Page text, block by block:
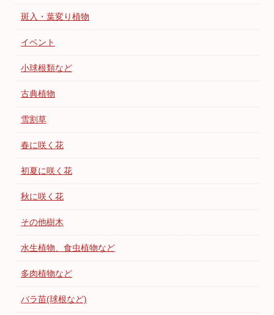
斑入・葉変り植物
イベント
小球根類など
古典植物
雪割草
春に咲く花
初夏に咲く花
秋に咲く花
その他樹木
水生植物、食虫植物など
多肉植物など
バラ苗(球根など)